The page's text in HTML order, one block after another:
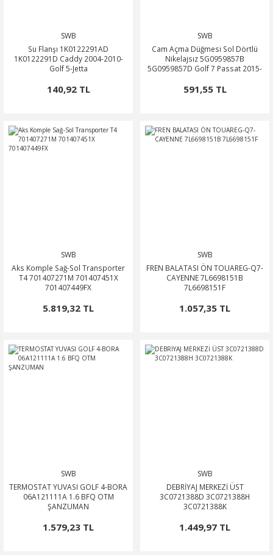
SWB
Su Flanşı 1K0122291AD
1K0122291D Caddy 2004-2010-
Golf 5-Jetta
140,92 TL
SWB
Cam Açma Düğmesi Sol Dörtlü
Nikelajsız 5G0959857B
5G0959857D Golf 7 Passat 2015-
591,55 TL
SWB
Aks Komple Sağ-Sol Transporter
T4 701407271M 701407451X
701407449FX
5.819,32 TL
SWB
FREN BALATASI ÖN TOUAREG-Q7-
CAYENNE 7L6698151B
7L6698151F
1.057,35 TL
SWB
TERMOSTAT YUVASI GOLF 4-BORA
06A121111A 1.6 BFQ OTM
ŞANZUMAN
1.579,23 TL
SWB
DEBRİYAJ MERKEZİ ÜST
3C0721388D 3C0721388H
3C0721388K
1.449,97 TL